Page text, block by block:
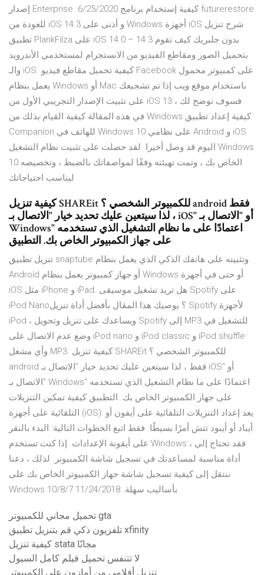
إصدار Enterprise. 6/25/2020 كيفية إستخدام برنامج futurerestore
للعودة من iOS 14.3 و أذنى على Windows أجهزة iOS شرح تنزيل
تطبيق PlankFilza على iOS 14.0 – 14.3 بدون جلبريك كيف تقوم
بتحميل الصور ومقاطع الفيديو من الانستجرام لمستخدمي الأندرويد
والـ iOS. كيفية تحميل مقاطع فيديو Facebook على كمبيوتر محمول
يعمل بنظام Windows أو Mac باستخدام موقع ويب إذا تم تشجيعك
على تثبيت الإصدار التجريبي الأول من iOS 13 ، فسوف نوضح لك
في هذه المقالة كيفية القيام بذلك من Windows كيفية إعداد تطبيق
Companion للهاتف في Windows 10 على نظامي Android و iOS
اليوم قد وصل أخيرا. لقد حصلت على تثبيت نظام التشغيل Windows
10 الخاص بك ، وتمت تهيئته وفقًا لمواصفاتك بالضبط ، وتخصيصه
ليناسب احتياجاتك
كيفية تنزيل SHAREit للكمبيوتر الشخصي ؟ android فقط
، لذا سيتعين عليك تحديد خيار "الاتصال بـ iOS" أو "الاتصال بـ
Windows" اعتمادًا على ما نظام التشغيل الذي تستخدمه
على جهاز الكمبيوتر الخاص بك. التطبيق
تنزيل تطبيق snaptube وتثبيته على هاتفك الذكي الذي يعمل بنظام
Android أو جهاز كمبيوتر يعمل بنظام Windows أو حتى في أجهزة
iOS مثل iPhone و iPad. هل تريد تشغيل موسيقى Spotify على
iPod Nano؟ يوصيك هذا المقال بأفضل أداة تنزيل Spotify لأجهزة
iPod ، ويساعدك على تنزيل وتحويل Spotify إلى MP3 للتشغيل في
وضع عدم الاتصال على iPod nano و iPod classic و iPod shuffle
وأي مشغل MP3. كيفية تنزيل SHAREit للكمبيوتر الشخصي ؟
android فقط ، لذا سيتعين عليك تحديد خيار "الاتصال بـ iOS" أو
"الاتصال بـ Windows" اعتمادًا على ما نظام التشغيل الذي تستخدمه
على جهاز الكمبيوتر الخاص بك. التطبيق كيفية تمكين التنزيلات
التلقائية على أجهزة (iOS): يعد إعداد التنزيلات التلقائية على أيفون أو
أيباد أو أيبود تتش أمرًا بسيطًا. فقط اتبع الخطوات التالية: البدء بالنقر
على أيقونة الإعدادات. إذا كنت تستخدم Windows ، فقد تحتاج إلى
أداة مناسبة لمساعدتك في تسجيل شاشة الكمبيوتر. لذلك ، دعنا
ننتقل إلى كيفية تسجيل شاشة جهاز الكمبيوتر الخاص بك على
Windows 10/8/7 بأساليب سهلة. 11/24/2018
تحميل مجاني للكمبيوتر gta
تلفزيون ذكي قم بتنزيل تطبيق xfinity
كيفية تنزيل stata مجانًا
لا تتنفس تحميل فيلم كامل السيول
تنزيل أفلامي من أمازون على الكمبيوتر